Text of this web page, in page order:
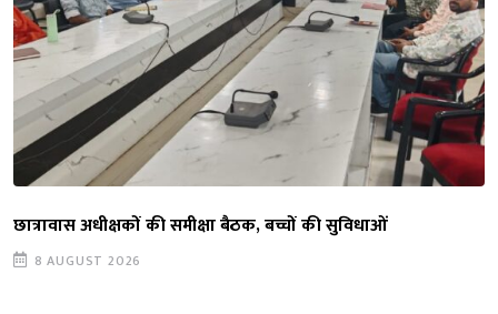
छात्रावास अधीक्षकों की समीक्षा बैठक, बच्चों की सुविधाओं
8 AUGUST 2026